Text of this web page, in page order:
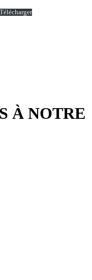
Télécharger
À NOTRE